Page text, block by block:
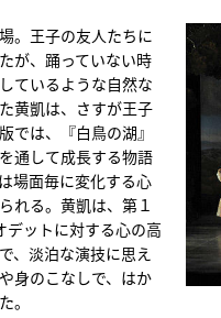
。王子の友人たちに
が、踊っていない時
ているような自然な
黄凱は、さすが王子
では、『白鳥の湖』
通して成長する物語
場面毎に変化する心
れる。黄凱は、第１
ットに対する心の高
、淡泊な演技に思え
身のこなしで、はか
。